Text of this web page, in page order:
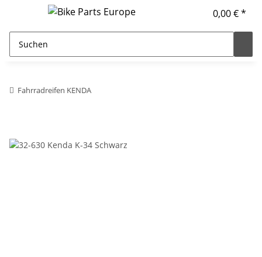
0,00 € *
Fahrradreifen KENDA